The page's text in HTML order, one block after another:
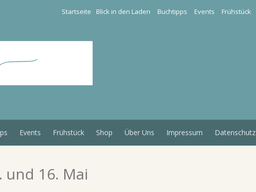
Startseite Blick in den Laden Buchtipps Events Frühstück
Events Frühstück Shop Über Uns Impressum Datenschutz
und 16. Mai